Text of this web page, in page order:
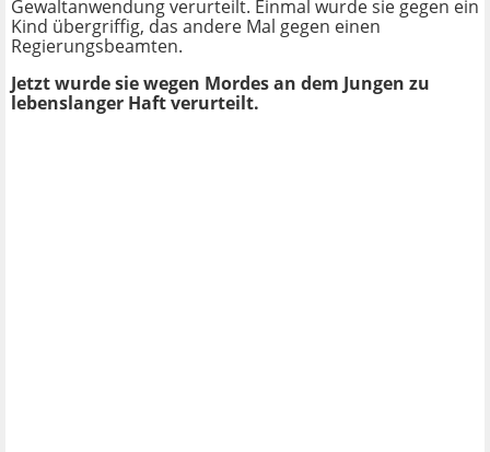
Gewaltanwendungverurteilt. Einmal wurde sie gegen ein
Kind übergriffig, das andere Mal gegen einen
Regierungsbeamten.
Jetzt wurde sie wegen Mordes an dem Jungen zu
lebenslanger Haft verurteilt.